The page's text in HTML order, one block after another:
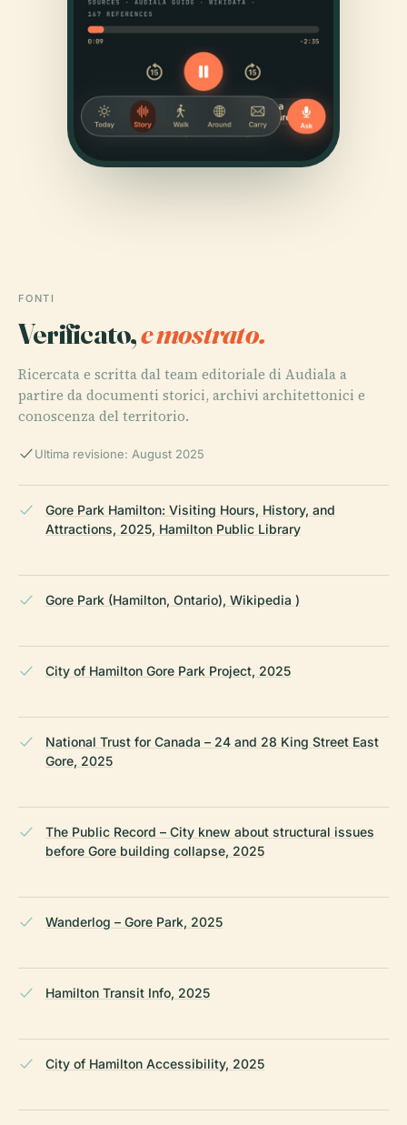
FONTI
Verificato,e mostrato.
Ricercata e scritta dal team editoriale di Audiala a
partire da documenti storici, archivi architettonici e
conoscenza del territorio.
Ultima revisione: August 2025
Gore Park Hamilton: Visiting Hours, History, and
Attractions, 2025, Hamilton Public Library
Gore Park (Hamilton, Ontario), Wikipedia )
City of Hamilton Gore Park Project, 2025
National Trust for Canada – 24 and 28 King Street East
Gore, 2025
The Public Record – City knew about structural issues
before Gore building collapse, 2025
Wanderlog – Gore Park, 2025
Hamilton Transit Info, 2025
City of Hamilton Accessibility, 2025